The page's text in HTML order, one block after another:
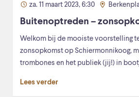
za. 11 maart 2023, 6:30
Buitenoptreden –
Welkom bij de mooiste voorstelling
zonsopkomst op Schiermonnikoog,
trombones en het publiek (jij!) in
Lees verder